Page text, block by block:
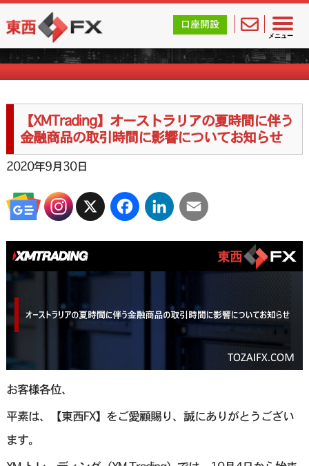
メニュー
東西FX｜海外FX会社（ブローカー）の無料口座開設サポ
口座開設
海外FXのお知らせ
【XMTrading】オーストラリアの夏時間に伴う
金融商品の取引時間に影響についてお知らせ
2020年9月30日
お客様各位、
平素は、【東西FX】をご愛顧賜り、誠にありがとうござい
ます。